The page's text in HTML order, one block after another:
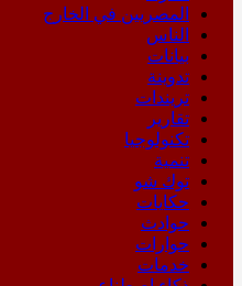
المصريين في الخارج
الناس
بيانات
تدوينة
تريندات
تقارير
تكنولوجيا
تنمية
توك شو
حكايات
حوادث
حوارات
خدمات